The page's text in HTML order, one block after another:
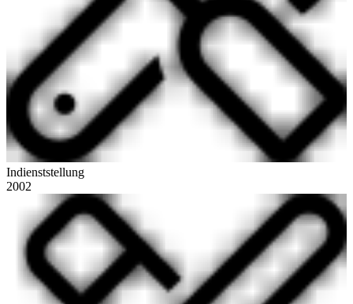
Indienststellung
2002